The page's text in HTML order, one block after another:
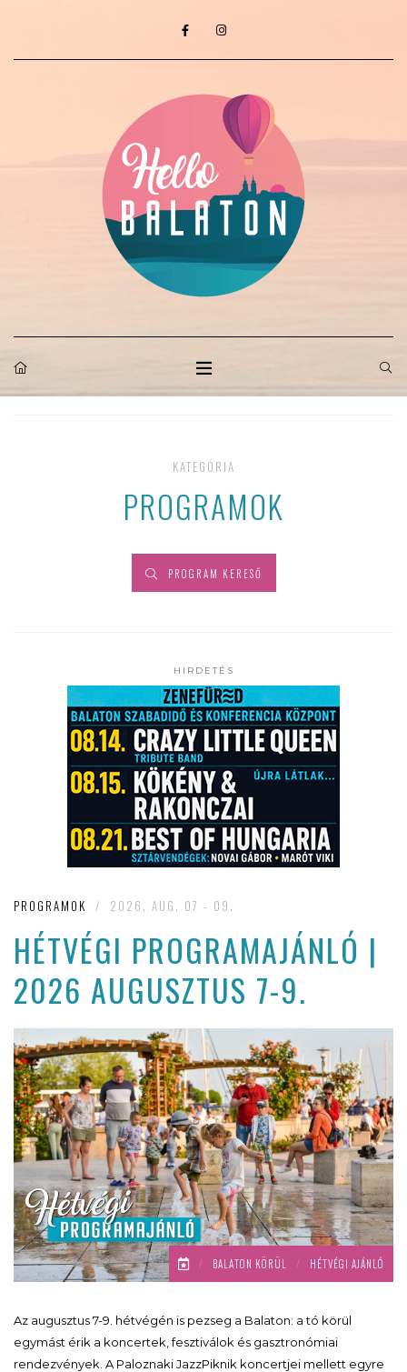
KATEGÓRIA
PROGRAMOK
PROGRAM KERESŐ
HIRDETÉS
PROGRAMOK / 2026. AUG. 07 - 09.
HÉTVÉGI PROGRAMAJÁNLÓ |
2026 AUGUSZTUS 7-9.
/ BALATON KÖRÜL / HÉTVÉGI AJÁNLÓ
Az augusztus 7-9. hétvégén is pezseg a Balaton: a tó körül
egymást érik a koncertek, fesztiválok és gasztronómiai
rendezvények. A Paloznaki JazzPiknik koncertjei mellett egyre